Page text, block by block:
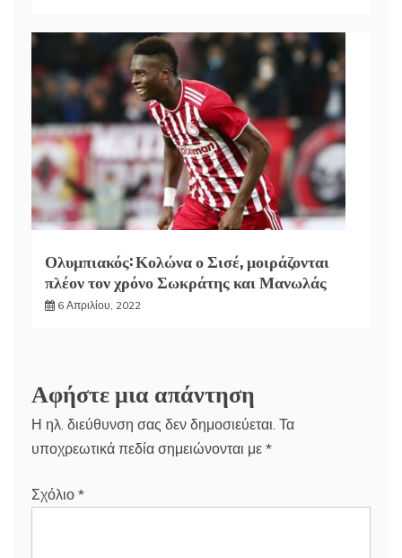
Ολυμπιακός: Κολώνα ο Σισέ, μοιράζονται
πλέον τον χρόνο Σωκράτης και Μανωλάς
6 Απριλίου, 2022
Αφήστε μια απάντηση
Η ηλ. διεύθυνση σας δεν δημοσιεύεται. Τα
υποχρεωτικά πεδία σημειώνονται με *
Σχόλιο *